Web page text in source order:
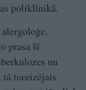
poliklīnikā.
prasa šī
un
tā toreizējais